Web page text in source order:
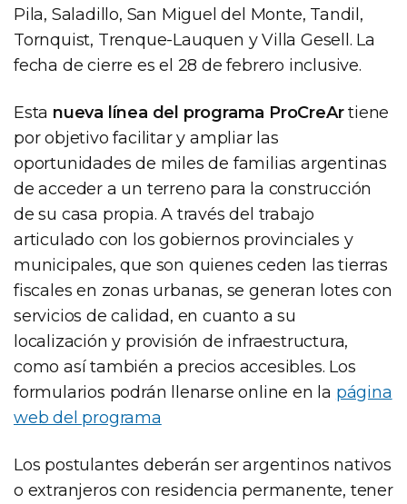
Pila, Saladillo, San Miguel del Monte, Tandil,
Tornquist, Trenque-Lauquen y Villa Gesell. La
fecha de cierre es el 28 de febrero inclusive.
Esta nueva línea del programa ProCreArtiene
por objetivo facilitar y ampliar las
oportunidades de miles de familias argentinas
de acceder a un terreno para la construcción
de su casa propia. A través del trabajo
articulado con los gobiernos provinciales y
municipales, que son quienes ceden las tierras
fiscales en zonas urbanas, se generan lotes con
servicios de calidad, en cuanto a su
localización y provisión de infraestructura,
como así también a precios accesibles. Los
formularios podrán llenarse online en la página
web del programa
Los postulantes deberán ser argentinos nativos
o extranjeros con residencia permanente, tener